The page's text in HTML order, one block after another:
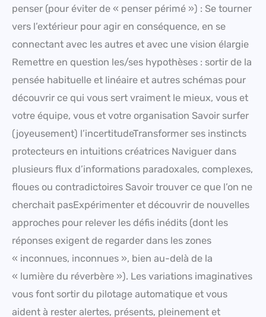
penser (pour éviter de « penser périmé ») : Se tourner
vers l’extérieur pour agir en conséquence, en se
connectant avec les autres et avec une vision élargie
Remettre en question les/ses hypothèses : sortir de la
pensée habituelle et linéaire et autres schémas pour
découvrir ce qui vous sert vraiment le mieux, vous et
votre équipe, vous et votre organisation Savoir surfer
(joyeusement) l’incertitudeTransformer ses instincts
protecteurs en intuitions créatrices Naviguer dans
plusieurs flux d’informations paradoxales, complexes,
floues ou contradictoires Savoir trouver ce que l’on ne
cherchait pasExpérimenter et découvrir de nouvelles
approches pour relever les défis inédits (dont les
réponses exigent de regarder dans les zones
« inconnues, inconnues », bien au-delà de la
« lumière du réverbère »). Les variations imaginatives
vous font sortir du pilotage automatique et vous
aident à rester alertes, présents, pleinement et